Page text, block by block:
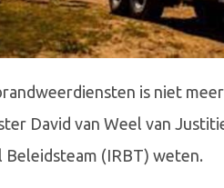
is niet
David van Weel van
(IRBT) weten.